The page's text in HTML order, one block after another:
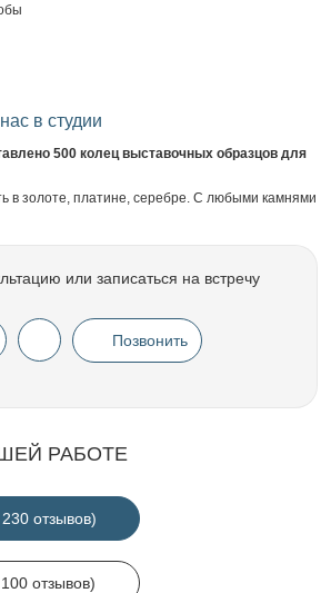
в студии
500 колец выставочных образцов для
в золоте, платине, серебре. С любыми камнями
или записаться на встречу
Позвонить
РАБОТЕ
отзывов)
отзывов)